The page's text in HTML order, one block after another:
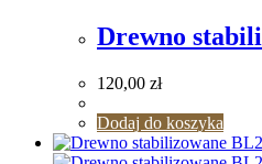
Drewno
120,00 zł
Dodaj do koszyka